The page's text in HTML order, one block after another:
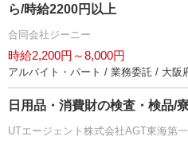
ら/時給2200円以上
合同会社ジーニー
時給2,200円～8,000円
アルバイト・パート / 業務委託 / 大阪
日用品・消費財の検査・検品/
UTエージェント株式会社AGT東海第